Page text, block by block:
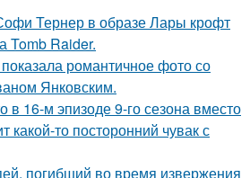
Тернер в образе Лары крофт
Tomb Raider.
романтичное фото со
Янковским.
в 16-м эпизоде 9-го сезона вместо
какой-то посторонний чувак с
погибший во время извержения